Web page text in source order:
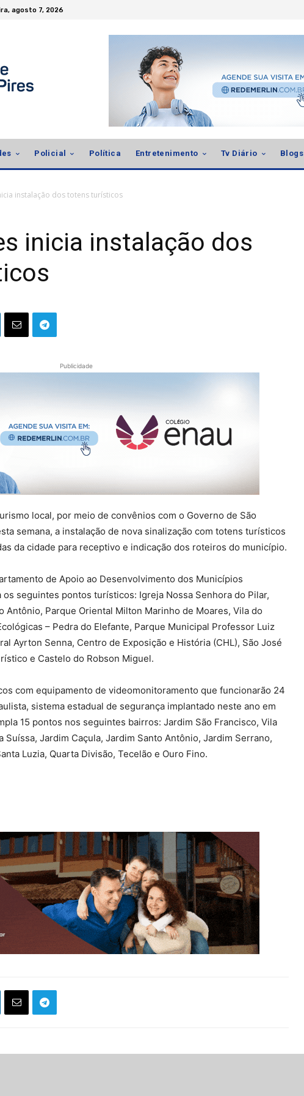
agosto 7, 2026
Policial Política Entretenimento Tv Diário Blogs
instalação dos totens turísticos
inicia instalação dos
Publicidade
local, por meio de convênios com o Governo de São
semana, a instalação de nova sinalização com totens turísticos
da cidade para receptivo e indicação dos roteiros do município.
de Apoio ao Desenvolvimento dos Municípios
seguintes pontos turísticos: Igreja Nossa Senhora do Pilar,
Antônio, Parque Oriental Milton Marinho de Moares, Vila do
– Pedra do Elefante, Parque Municipal Professor Luiz
Ayrton Senna, Centro de Exposição e História (CHL), São José
e Castelo do Robson Miguel.
com equipamento de videomonitoramento que funcionarão 24
sistema estadual de segurança implantado neste ano em
15 pontos nos seguintes bairros: Jardim São Francisco, Vila
Suíssa, Jardim Caçula, Jardim Santo Antônio, Jardim Serrano,
Luzia, Quarta Divisão, Tecelão e Ouro Fino.